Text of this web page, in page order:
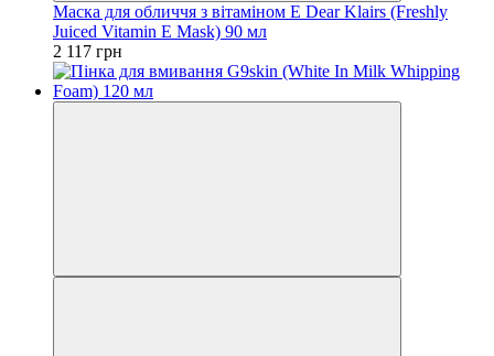
Маска для обличчя з вітаміном E Dear Klairs (Freshly
Juiced Vitamin E Mask) 90 мл
2 117 грн